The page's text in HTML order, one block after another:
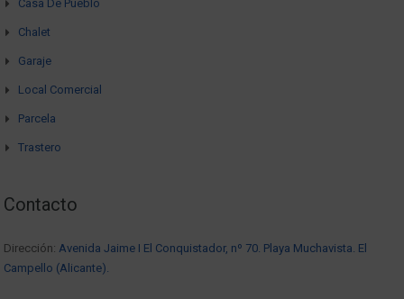
Casa De Pueblo
Chalet
Garaje
Local Comercial
Parcela
Trastero
Contacto
Dirección: Avenida Jaime I El Conquistador, nº 70. Playa Muchavista. El
Campello (Alicante).